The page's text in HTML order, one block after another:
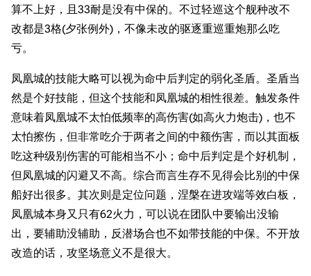
算不上好，且33耐是没有中保的。不过轻巡这个舰种改不
改都是3格(夕张例外)，不像未改的驱逐重巡重炮那么吃
亏。
凤凰城的技能大略可以视为命中后判定的弱化圣盾。圣盾当
然是个好技能，但这个技能和凤凰城的相性很差。触发条件
意味着凤凰城不太怕低频率的高伤害(如高火力炮击)，也不
太怕擦伤，但非常吃介于两者之间的中额伤害，而以其面板
吃这种级别伤害的可能相当不小；命中后判定是个好机制，
但凤凰城的闪避又不高。综合而言生存不见得会比别的中保
船好出很多。其次则是定位问题，涅槃在进攻端等效白板，
凤凰城本身又只有62火力，可以说在团队中要输出没输
出，要辅助没辅助，反潜场合也不如带技能的中保。不开放
改造的话，攻坚场意义不是很大。